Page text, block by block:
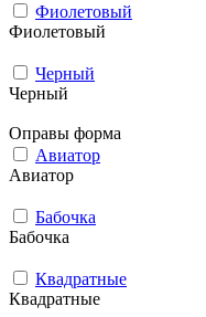
Фиолетовый
Фиолетовый
Черный
Черный
Оправы форма
Авиатор
Авиатор
Бабочка
Бабочка
Квадратные
Квадратные